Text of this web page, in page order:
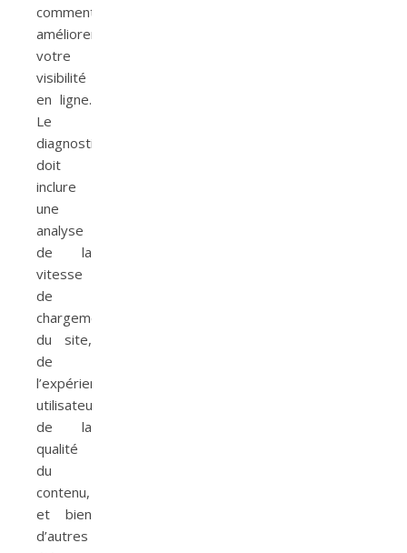
comment
améliorer
votre
visibilité
en ligne.
Le
diagnostic
doit
inclure
une
analyse
de la
vitesse
de
chargement
du site,
de
l’expérience
utilisateur,
de la
qualité
du
contenu,
et bien
d’autres